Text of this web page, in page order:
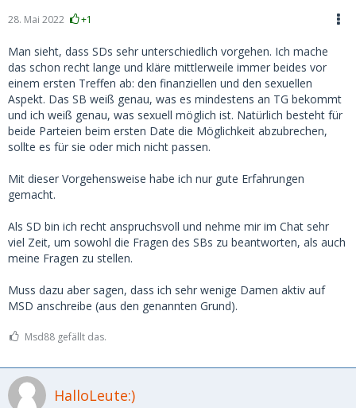
28. Mai 2022 +1
Man sieht, dass SDs sehr unterschiedlich vorgehen. Ich mache
das schon recht lange und kläre mittlerweile immer beides vor
einem ersten Treffen ab: den finanziellen und den sexuellen
Aspekt. Das SB weiß genau, was es mindestens an TG bekommt
und ich weiß genau, was sexuell möglich ist. Natürlich besteht für
beide Parteien beim ersten Date die Möglichkeit abzubrechen,
sollte es für sie oder mich nicht passen.
Mit dieser Vorgehensweise habe ich nur gute Erfahrungen
gemacht.
Als SD bin ich recht anspruchsvoll und nehme mir im Chat sehr
viel Zeit, um sowohl die Fragen des SBs zu beantworten, als auch
meine Fragen zu stellen.
Muss dazu aber sagen, dass ich sehr wenige Damen aktiv auf
MSD anschreibe (aus den genannten Grund).
Msd88 gefällt das.
HalloLeute:)